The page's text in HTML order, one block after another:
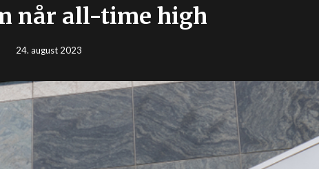
når all-time high
24. august 2023